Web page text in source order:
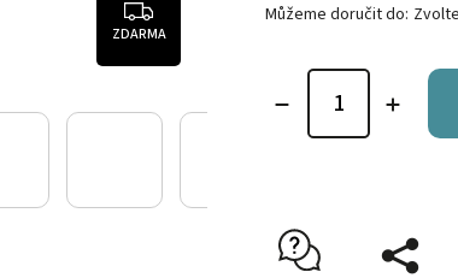
ZDARMA
Můžeme doručit do: